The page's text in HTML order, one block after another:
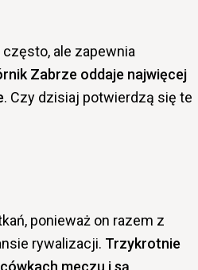
ale zapewnia
Zabrze oddaje najwięcej
. Czy dzisiaj potwierdzą się te
ponieważ on razem z
rywalizacji. Trzykrotnie